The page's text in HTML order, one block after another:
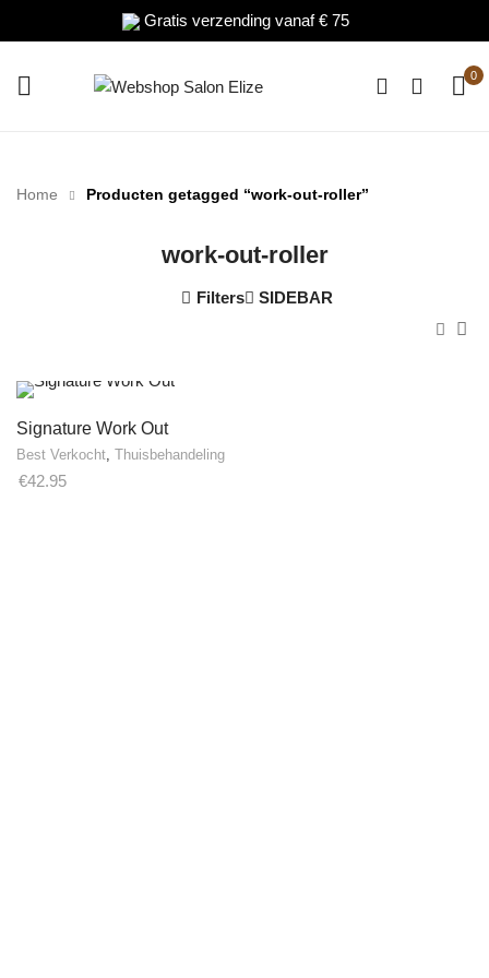
Gratis verzending vanaf € 75
0
Home Producten getagged “work-out-roller”
Min.
Max.
work-out-roller
Filters SIDEBAR
Signature Work Out
Best Verkocht, Thuisbehandeling
€42.95